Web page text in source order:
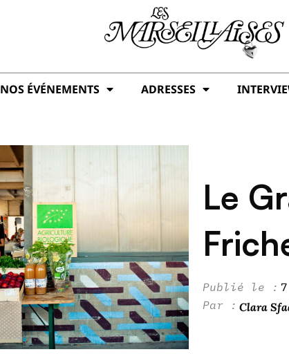
NOS ÉVÉNEMENTS ADRESSES
Le
Clara